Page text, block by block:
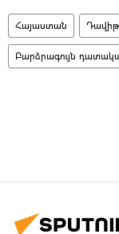
Հայաստան
Բարձրագույն